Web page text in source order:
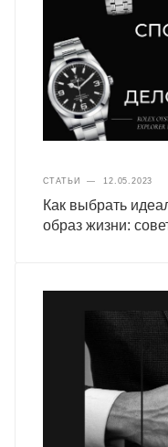
СТАТЬИ — 12.05.2023
Как выбрать
образ жизни: